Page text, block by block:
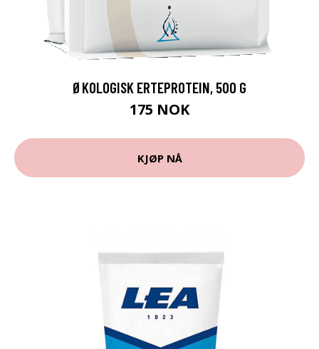
ØKOLOGISK ERTEPROTEIN, 500 G
175 NOK
KJØP NÅ